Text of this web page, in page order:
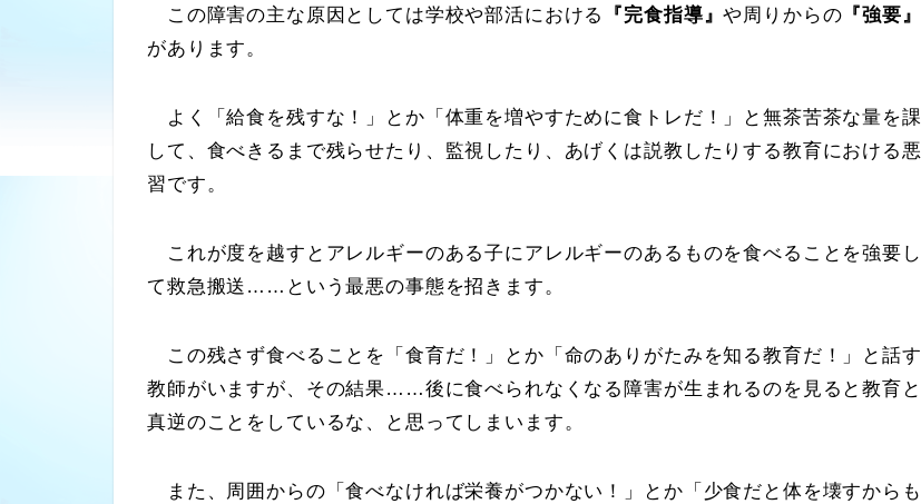
この障害の主な原因としては学校や部活における 『完食指導』や周りからの 『強要』
があります。
よく「給食を残すな！」とか「体重を増やすために食トレだ！」と無茶苦茶な量を課
して、食べきるまで残らせたり、監視したり、あげくは説教したりする教育における悪
習です。
これが度を越すとアレルギーのある子にアレルギーのあるものを食べることを強要し
て救急搬送……という最悪の事態を招きます。
この残さず食べることを「食育だ！」とか「命のありがたみを知る教育だ！」と話す
教師がいますが、その結果……後に食べられなくなる障害が生まれるのを見ると教育と
真逆のことをしているな、と思ってしまいます。
また、周囲からの「食べなければ栄養がつかない！」とか「少食だと体を壊すからも